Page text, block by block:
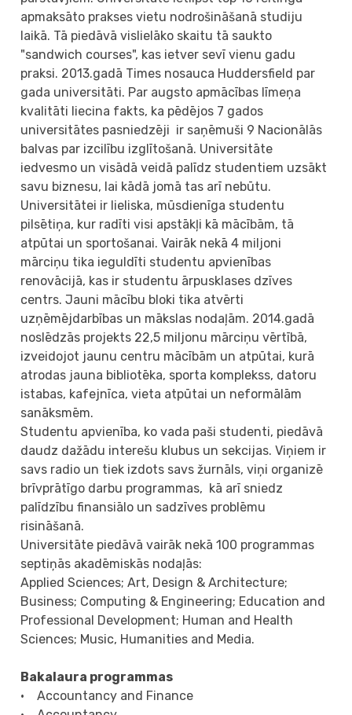
apmaksāto prakses vietu nodrošināšanā studiju
laikā. Tā piedāvā vislielāko skaitu tā saukto
"sandwich courses", kas ietver sevī vienu gadu
praksi. 2013.gadā Times nosauca Huddersfield par
gada universitāti. Par augsto apmācības līmeņa
kvalitāti liecina fakts, ka pēdējos 7 gados
universitātes pasniedzēji ir saņēmuši 9 Nacionālās
balvas par izcilību izglītošanā. Universitāte
iedvesmo un visādā veidā palīdz studentiem uzsākt
savu biznesu, lai kādā jomā tas arī nebūtu.
Universitātei ir lieliska, mūsdienīga studentu
pilsētiņa, kur radīti visi apstākļi kā mācībām, tā
atpūtai un sportošanai. Vairāk nekā 4 miljoni
mārciņu tika ieguldīti studentu apvienības
renovācijā, kas ir studentu ārpusklases dzīves
centrs. Jauni mācību bloki tika atvērti
uzņēmējdarbības un mākslas nodaļām. 2014.gadā
noslēdzās projekts 22,5 miljonu mārciņu vērtībā,
izveidojot jaunu centru mācībām un atpūtai, kurā
atrodas jauna bibliotēka, sporta komplekss, datoru
istabas, kafejnīca, vieta atpūtai un neformālām
sanāksmēm.
Studentu apvienība, ko vada paši studenti, piedāvā
daudz dažādu interešu klubus un sekcijas. Viņiem ir
savs radio un tiek izdots savs žurnāls, viņi organizē
brīvprātīgo darbu programmas, kā arī sniedz
palīdzību finansiālo un sadzīves problēmu
risināšanā.
Universitāte piedāvā vairāk nekā 100 programmas
septiņās akadēmiskās nodaļās:
Applied Sciences; Art, Design & Architecture;
Business; Computing & Engineering; Education and
Professional Development; Human and Health
Sciences; Music, Humanities and Media.
Bakalaura programmas
• Accountancy and Finance